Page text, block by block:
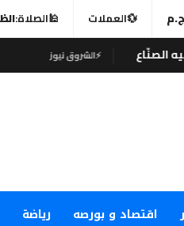
💱العملات 🕌الصلاة:
نيوز ⚡الشروق نيوز
اقتصاد و بورصه رياضة